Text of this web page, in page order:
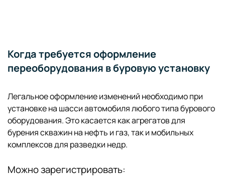
Когда требуется оформление
переоборудования в буровую установку
Легальное оформление изменений необходимо при
установке на шасси автомобиля любого типа бурового
оборудования. Это касается как агрегатов для
бурения скважин на нефть и газ, так и мобильных
комплексов для разведки недр.
Можно зарегистрировать: